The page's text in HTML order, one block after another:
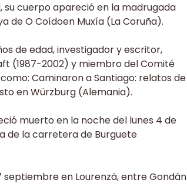
cuerpo apareció en la madrugada
de O Coídoen Muxía (La Coruña).
de edad, investigador y escritor,
(1987-2002) y miembro del Comité
Caminaron a Santiago: relatos de
en Würzburg (Alemania).
muerto en la noche del lunes 4 de
de la carretera de Burguete
en Lourenzá, entre Gondán